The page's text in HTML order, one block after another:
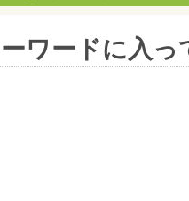
ワードに入っ